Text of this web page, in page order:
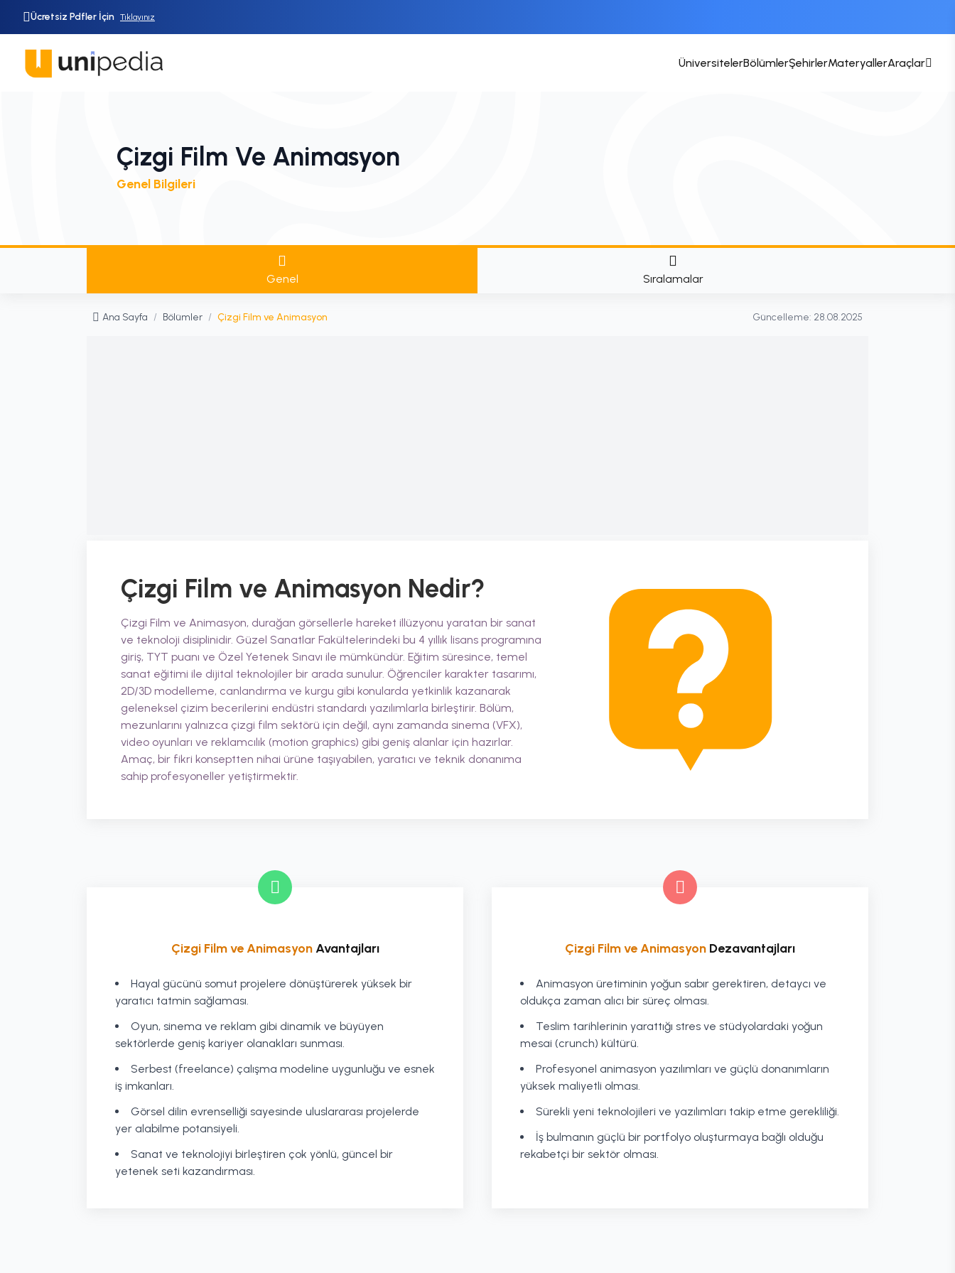
Ücretsiz Pdfler İçin Tıklayınız
ÜniversitelerBölümlerŞehirlerMateryallerAraçlar
Çizgi Film Ve Animasyon
Genel Bilgileri
Genel Sıralamalar
Ana Sayfa / Bölümler / Çizgi Film ve Animasyon Güncelleme: 28.08.2025
Çizgi Film ve Animasyon Nedir?
Çizgi Film ve Animasyon, durağan görsellerle hareket illüzyonu yaratan bir sanat
ve teknoloji disiplinidir. Güzel Sanatlar Fakültelerindeki bu 4 yıllık lisans programına
giriş, TYT puanı ve Özel Yetenek Sınavı ile mümkündür. Eğitim süresince, temel
sanat eğitimi ile dijital teknolojiler bir arada sunulur. Öğrenciler karakter tasarımı,
2D/3D modelleme, canlandırma ve kurgu gibi konularda yetkinlik kazanarak
geleneksel çizim becerilerini endüstri standardı yazılımlarla birleştirir. Bölüm,
mezunlarını yalnızca çizgi film sektörü için değil, aynı zamanda sinema (VFX),
video oyunları ve reklamcılık (motion graphics) gibi geniş alanlar için hazırlar.
Amaç, bir fikri konseptten nihai ürüne taşıyabilen, yaratıcı ve teknik donanıma
sahip profesyoneller yetiştirmektir.
Çizgi Film ve AnimasyonAvantajları
Hayal gücünü somut projelere dönüştürerek yüksek bir
yaratıcı tatmin sağlaması.
Oyun, sinema ve reklam gibi dinamik ve büyüyen
sektörlerde geniş kariyer olanakları sunması.
Serbest (freelance) çalışma modeline uygunluğu ve esnek
iş imkanları.
Görsel dilin evrenselliği sayesinde uluslararası projelerde
yer alabilme potansiyeli.
Sanat ve teknolojiyi birleştiren çok yönlü, güncel bir
yetenek seti kazandırması.
Çizgi Film ve Animasyon Dezavantajları
Animasyon üretiminin yoğun sabır gerektiren, detaycı ve
oldukça zaman alıcı bir süreç olması.
Teslim tarihlerinin yarattığı stres ve stüdyolardaki yoğun
mesai (crunch) kültürü.
Profesyonel animasyon yazılımları ve güçlü donanımların
yüksek maliyetli olması.
Sürekli yeni teknolojileri ve yazılımları takip etme gerekliliği.
İş bulmanın güçlü bir portfolyo oluşturmaya bağlı olduğu
rekabetçi bir sektör olması.